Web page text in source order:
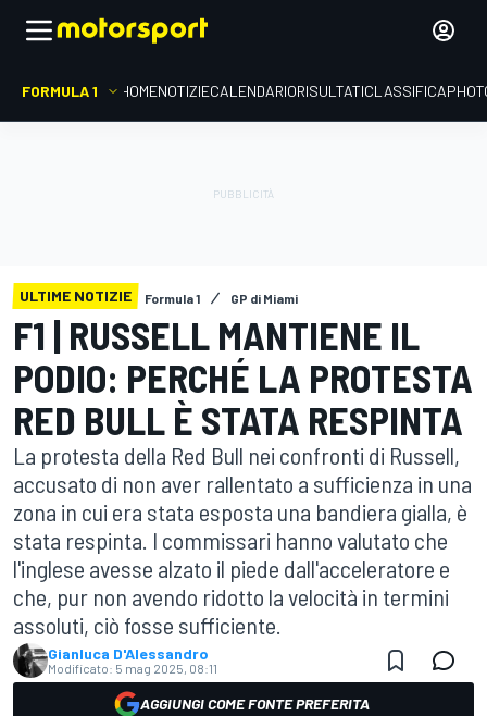
FORMULA 1 HOMENOTIZIECALENDARIORISULTATICLASSIFICA
ULTIME NOTIZIE Formula 1 GP di Miami
F1 | RUSSELL MANTIENE IL
PODIO: PERCHÉ LA PROTESTA
RED BULL È STATA RESPINTA
La protesta della Red Bull nei confronti di Russell,
accusato di non aver rallentato a sufficienza in una
zona in cui era stata esposta una bandiera gialla, è
stata respinta. I commissari hanno valutato che
l'inglese avesse alzato il piede dall'acceleratore e
che, pur non avendo ridotto la velocità in termini
assoluti, ciò fosse sufficiente.
Gianluca D'Alessandro
Modificato: 5 mag 2025, 08:11
AGGIUNGI COME FONTE PREFERITA